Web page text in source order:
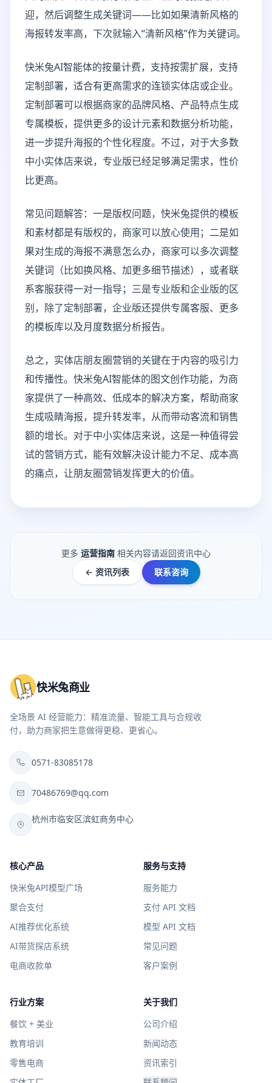
迎，然后调整生成关键词——比如如果清新风格的
海报转发率高，下次就输入“清新风格”作为关键词。
快米兔AI智能体的按量计费，支持按需扩展，支持
定制部署，适合有更高需求的连锁实体店或企业。
定制部署可以根据商家的品牌风格、产品特点生成
专属模板，提供更多的设计元素和数据分析功能，
进一步提升海报的个性化程度。不过，对于大多数
中小实体店来说，专业版已经足够满足需求，性价
比更高。
常见问题解答：一是版权问题，快米兔提供的模板
和素材都是有版权的，商家可以放心使用；二是如
果对生成的海报不满意怎么办，商家可以多次调整
关键词（比如换风格、加更多细节描述），或者联
系客服获得一对一指导；三是专业版和企业版的区
别，除了定制部署，企业版还提供专属客服、更多
的模板库以及月度数据分析报告。
总之，实体店朋友圈营销的关键在于内容的吸引力
和传播性。快米兔AI智能体的图文创作功能，为商
家提供了一种高效、低成本的解决方案，帮助商家
生成吸睛海报，提升转发率，从而带动客流和销售
额的增长。对于中小实体店来说，这是一种值得尝
试的营销方式，能有效解决设计能力不足、成本高
的痛点，让朋友圈营销发挥更大的价值。
更多 运营指南 相关内容请返回资讯中心
← 资讯列表
联系咨询
快米兔商业
全场景 AI 经营能力：精准流量、智能工具与合规收
付，助力商家把生意做得更稳、更省心。
0571-83085178
70486769@qq.com
杭州市临安区滨虹商务中心
核心产品
快米兔API模型广场
聚合支付
AI推荐优化系统
AI带货探店系统
电商收款单
服务与支持
服务能力
支付 API 文档
模型 API 文档
常见问题
客户案例
行业方案
餐饮 + 美业
教育培训
零售电商
关于我们
公司介绍
新闻动态
资讯索引